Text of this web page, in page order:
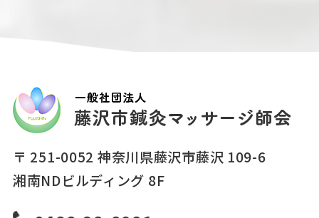
〒 251-0052 神奈川県藤沢市藤沢 109-6
湘南NDビルディング 8F